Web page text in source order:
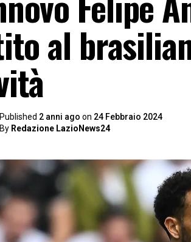
al
Published 2 anni ago on 24 Febbraio 2024
By Redazione LazioNews24